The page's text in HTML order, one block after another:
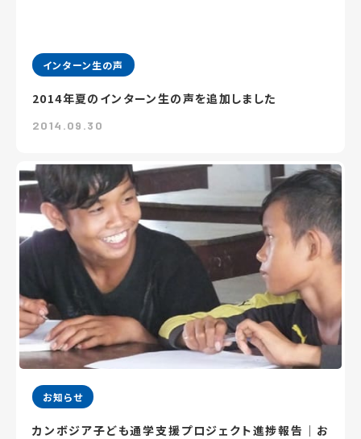
インターン生の声
2014年夏のインターン生の声を追加しました
2014.09.30
お知らせ
カンボジア子ども通学支援プロジェクト進捗報告｜お